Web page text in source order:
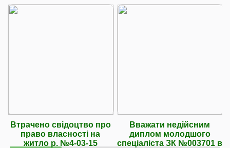
Втрачено свідоцтво про
право власності на
житло р. №4-03-15
Вважати недійсним
диплом молодшого
спеціаліста ЗК №003701 в